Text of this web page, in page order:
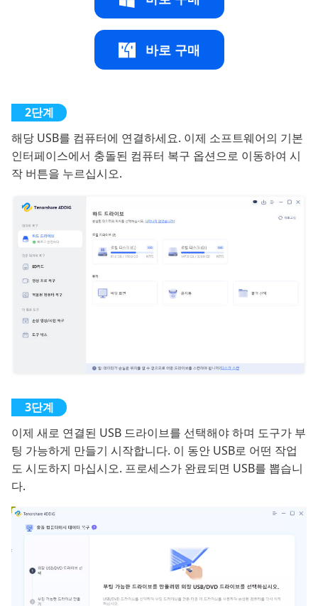
바로 구매
해당 USB를 컴퓨터에 연결하세요. 이제 소프트웨어의 기본
인터페이스에서 충돌된 컴퓨터 복구 옵션으로 이동하여 시
작 버튼을 누르십시오.
이제 새로 연결된 USB 드라이브를 선택해야 하며 도구가 부
팅 가능하게 만들기 시작합니다. 이 동안 USB로 어떤 작업
도 시도하지 마십시오. 프로세스가 완료되면 USB를 뽑습니
다.